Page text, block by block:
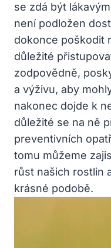
se zdá být
není podložen
dokonce poškodit
důležité
zodpovědně,
a výživu, aby
nakonec dojde k
důležité se na ně
preventivních
tomu můžeme
růst našich rostlin
krásné podobě.